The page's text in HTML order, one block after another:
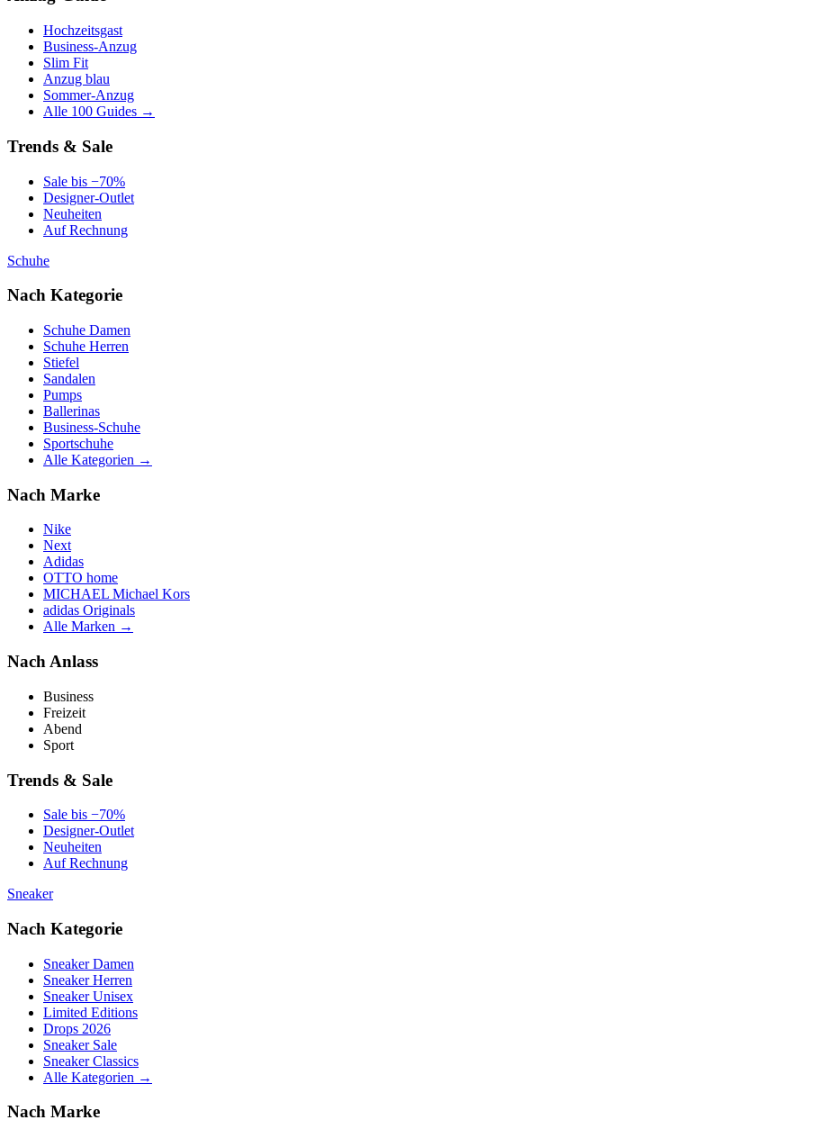
Hochzeitsgast
Business-Anzug
Slim Fit
Anzug blau
Sommer-Anzug
Alle 100 Guides →
Trends & Sale
Sale bis −70%
Designer-Outlet
Neuheiten
Auf Rechnung
Schuhe
Nach Kategorie
Schuhe Damen
Schuhe Herren
Stiefel
Sandalen
Pumps
Ballerinas
Business-Schuhe
Sportschuhe
Alle Kategorien →
Nach Marke
Nike
Next
Adidas
OTTO home
MICHAEL Michael Kors
adidas Originals
Alle Marken →
Nach Anlass
Business
Freizeit
Abend
Sport
Trends & Sale
Sale bis −70%
Designer-Outlet
Neuheiten
Auf Rechnung
Sneaker
Nach Kategorie
Sneaker Damen
Sneaker Herren
Sneaker Unisex
Limited Editions
Drops 2026
Sneaker Sale
Sneaker Classics
Alle Kategorien →
Nach Marke